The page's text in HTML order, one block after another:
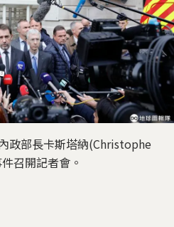
政部長卡斯塔納(Christophe
召開記者會。